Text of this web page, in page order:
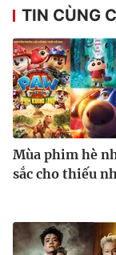
TIN CÙNG
Mùa phim hè
sắc cho thiếu